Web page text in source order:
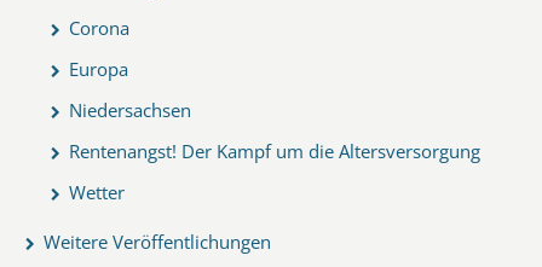
Corona
Europa
Niedersachsen
Rentenangst! Der Kampf um die Altersversorgung
Wetter
Weitere Veröffentlichungen